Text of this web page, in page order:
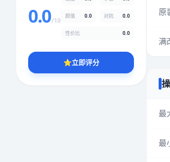
0.0/10
颜值 0.0 对抗 0.0
性价比 0.0
⭐立即评分
原
满
最
最
性价比
★★★ ★★
* 综合评分为玩家评分结果，速度占比0%，手感占比0%
0%，性价比占比0%，颜值占比0%